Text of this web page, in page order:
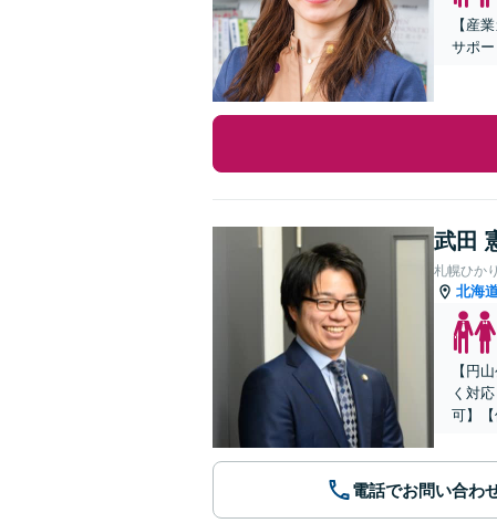
【産
サポ
武田
札幌ひか
北海
【円
く対
可】【
電話でお問い合わ